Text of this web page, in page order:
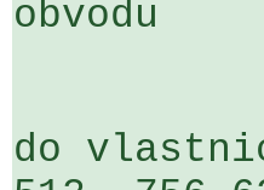
obvodu
do